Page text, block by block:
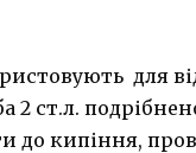
для
2 ст.л.
до кипіння,